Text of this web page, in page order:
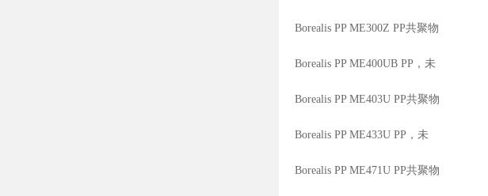
Borealis PP ME300Z PP共聚物
Borealis PP ME400UB PP ，未
Borealis PP ME403U PP共聚物
Borealis PP ME433U PP ，未
Borealis PP ME471U PP共聚物